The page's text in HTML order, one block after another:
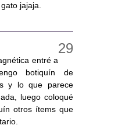
jajaja.
entré a
botiquín de
y lo que parece
luego coloqué
otros ítems que